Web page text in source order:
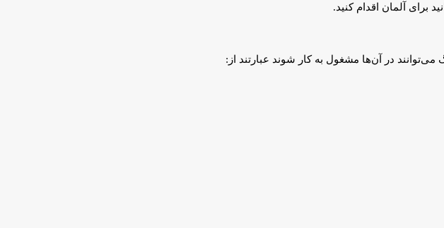
آلمان اقدام کنید.
در آن‌ها مشغول به کار شوند عبارتند از: